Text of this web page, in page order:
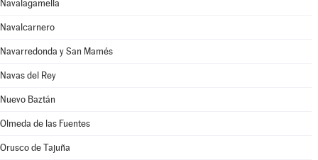
Navalagamella
Navalcarnero
Navarredonda y San Mamés
Navas del Rey
Nuevo Baztán
Olmeda de las Fuentes
Orusco de Tajuña